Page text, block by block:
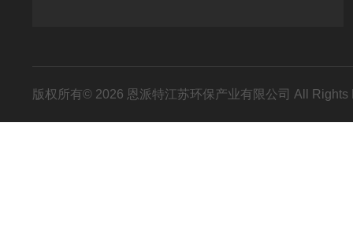
版权所有© 2026 恩派特江苏环保产业有限公司 All